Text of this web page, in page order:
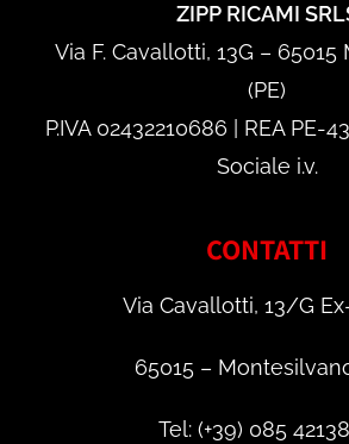
ZIPP RICAMI
Via F. Cavallotti, 13G –
(PE)
P.IVA 02432210686 | REA PE-
Sociale i.v.
CONTATTI
Via Cavallotti, 13/G
65015 –
Tel: (+39) 085